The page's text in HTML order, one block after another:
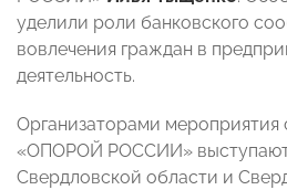
уделили роли банковского
вовлечения граждан в
деятельность.
Организаторами мероприятия
«ОПОРОЙ РОССИИ» выступают
Свердловской области и